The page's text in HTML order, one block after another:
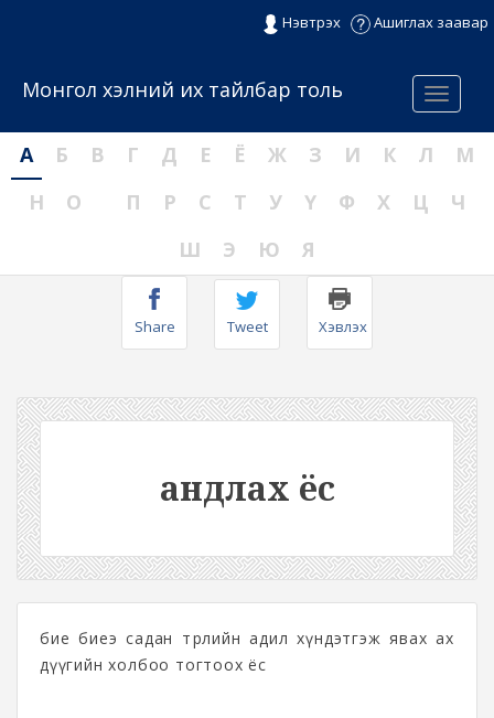
Нэвтрэх Ашиглах заавар
Menu
Монгол хэлний их тайлбар толь
А Б В Г Д Е Ё Ж З И К Л
М
Н
О П Р С Т У Ү Ф Х Ц
Ч
Ш
Э Ю Я
Share Tweet Хэвлэх
андлах ёс
бие биеэ садан төрлийн адил хүндэтгэж явах ах
дүүгийн холбоо тогтоох ёс